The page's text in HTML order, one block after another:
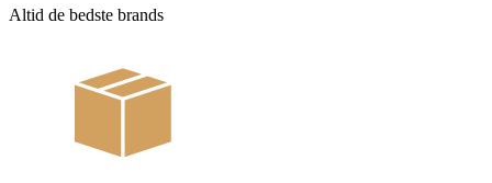
Altid de bedste brands